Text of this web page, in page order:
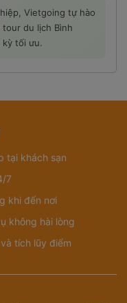
Vietgoing tự hào
du lịch Bình
kỳ tối ưu.
tại khách sạn
7
khi đến nơi
không hài lòng
tích lũy điểm